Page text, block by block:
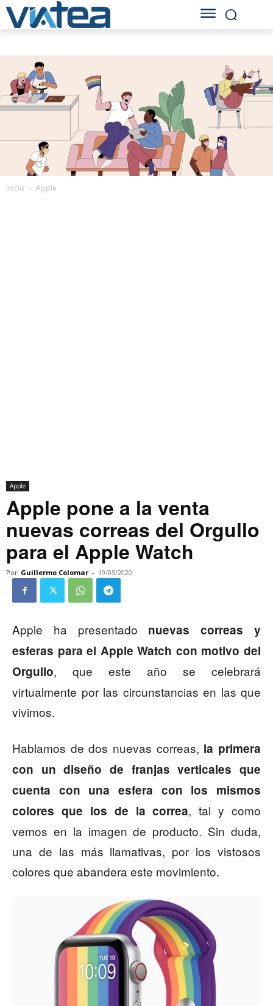
Inicio Apple
Apple
Apple pone a la venta
nuevas correas del Orgullo
para el Apple Watch
Por Guillermo Colomar - 19/05/2020
Apple ha presentado nuevas correas y
esferas para el Apple Watch con motivo del
Orgullo, que este año se celebrará
virtualmente por las circunstancias en las que
vivimos.
Hablamos de dos nuevas correas, la primera
con un diseño de franjas verticales que
cuenta con una esfera con los mismos
colores que los de la correa, tal y como
vemos en la imagen de producto. Sin duda,
una de las más llamativas, por los vistosos
colores que abandera este movimiento.